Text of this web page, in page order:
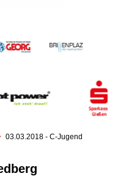
03.03.2018 - C-Jugend